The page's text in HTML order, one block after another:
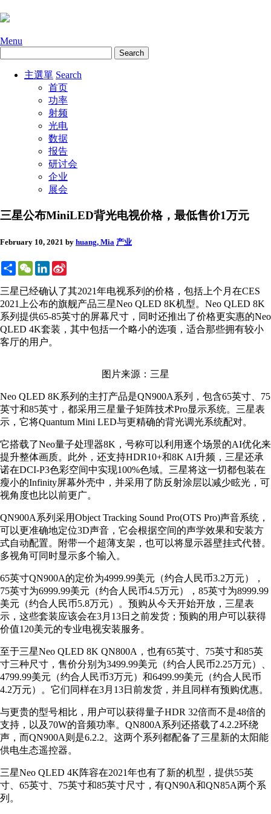
Menu
主選單 Search
首页
功率
射频
光电
数据
报告
研讨会
企业
展会
三星公布MiniLED背光电视价格，最低售价1万元
February 10, 2021 by huang, Mia 产业
ShareWeChatLinkedIn
三星已经确认了其2021年电视系列的价格，包括上个月在CES
2021上公布的旗舰产品三星Neo QLED 8K机型。Neo QLED 8K
系列提供65-85英寸的屏幕尺寸，同时还推出了价格更实惠的Neo
QLED 4K套装，其中包括一个略小的选项，适合那些拥有较小
客厅的用户。
图片来源：三星
Neo QLED 8K系列的主打产品是QN900A系列，包含65英寸、75
英寸和85英寸，都采用三星量子矩阵技术Pro显示系统。三星表
示，它将Quantum Mini LED与更精确的背光调光系统配对。
它搭载了Neo量子处理器8K，号称可以利用逐个场景的AI优化来
提升整体画质。此外，还支持HDR10+和8K AI升频，三星还承
诺在DCI-P3色彩空间中实现100%色域。三星将这一切都包装在
瘦小的Infinity屏幕外壳中，并采用了防反射涂层以减少眩光，可
视角度也比以前更广。
QN900A系列采用Object Tracking Sound Pro(OTS Pro)声音系统，
可以更准确地定位3D声音，它会根据空间的声学效果和安装方
式自动配置。附带一个超薄支架，也可以将显示器壁挂式代替。
多视角可同时显示多个输入。
65英寸QN900A的定价为4999.99美元（约合人民币3.2万元），
75英寸为6999.99美元（约合人民币4.5万元），85英寸为8999.99
美元（约合人民币5.8万元）。预购从今天开始开放，三星表
示，这些套装应该会在3月13日之前发货；预购的用户可以获得
价值120美元的专业电视安装服务。
至于三星Neo QLED 8K QN800A，也有65英寸、75英寸和85英
寸三种尺寸，售价分别为3499.99美元（约合人民币2.25万元）、
4799.99美元（约合人民币3万元）和6499.99美元（约合人民币
4.2万元）。它们同样在3月13日前发货，并且同样有预购优惠。
与更贵的型号相比，用户可以获得量子HDR 32倍而不是48倍的
支持，以及70W的音频功率。QN800A系列还搭载了4.2.2环绕
声，而QN900A则是6.2.2。这两个系列都配备了三星新的太阳能
供电生态遥控器。
三星Neo QLED 4K阵容在2021年也有了新的机型，提供55英
寸、65英寸、75英寸和85英寸尺寸，有QN90A和QN85A两个系
列。